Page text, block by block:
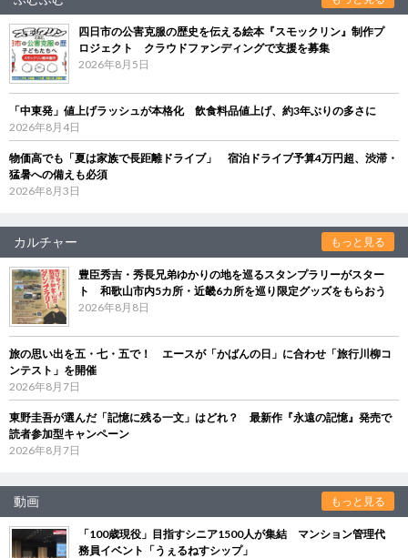
四日市の公害克服の歴史を伝える絵本『スモックリン』制作プ
ロジェクト クラウドファンディングで支援を募集
2026年8月5日
「中東発」値上げラッシュが本格化 飲食料品値上げ、約3年ぶりの多さに
2026年8月4日
物価高でも「夏は家族で長距離ドライブ」 宿泊ドライブ予算4万円超、渋滞・
猛暑への備えも必須
2026年8月3日
カルチャー もっと見る
豊臣秀吉・秀長兄弟ゆかりの地を巡るスタンプラリーがスター
ト 和歌山市内5カ所・近畿6カ所を巡り限定グッズをもらおう
2026年8月8日
旅の思い出を五・七・五で！ エースが「かばんの日」に合わせ「旅行川柳コ
ンテスト」を開催
2026年8月7日
東野圭吾が選んだ「記憶に残る一文」はどれ？ 最新作『永遠の記憶』発売で
読者参加型キャンペーン
2026年8月7日
動画 もっと見る
「100歳現役」目指すシニア1500人が集結 マンション管理代
務員イベント「うぇるねすシップ」